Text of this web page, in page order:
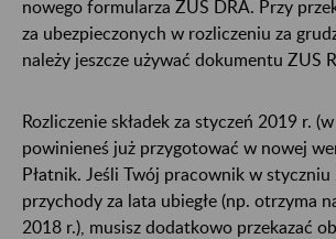
nowego formularza ZUS DRA. Przy
za ubezpieczonych w rozliczeniu za
należy jeszcze używać dokumentu ZUS
Rozliczenie składek za styczeń 2019 r.
powinieneś już przygotować w nowej
Płatnik. Jeśli Twój pracownik w
przychody za lata ubiegłe (np. otrzyma
2018 r.), musisz dodatkowo przekazać